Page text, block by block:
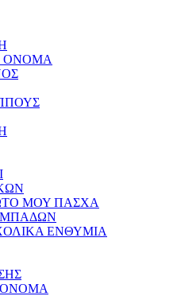
ΟΝΟΜΑ
ΜΟΥ ΠΑΣΧΑ
ΕΝΘΥΜΙΑ
ΟΝΟΜΑ